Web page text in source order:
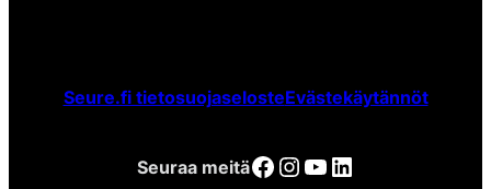
Seure.fi tietosuojaselosteEvästekäytännöt
Seuraa meitäFacebook Instagram YouTube LinkedIn